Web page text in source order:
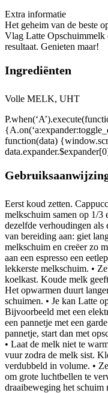
Extra informatie
Het geheim van de beste
Vlag Latte Opschuimmelk
resultaat. Genieten maar!
Ingrediënten
Volle MELK, UHT
function(data)
Eerst koud zetten.
melkschuim samen op 1/3
dezelfde verhoudingen als
van bereiding aan: giet
melkschuim en creëer zo
aan een espresso een
lekkerste melkschuim. •
koelkast. Koude melk
Het opwarmen duurt
schuimen. • Je kan Latte
Bijvoorbeeld met een
een pannetje met een
pannetje, start dan met
• Laat de melk niet te
vuur zodra de melk sist.
verdubbeld in volume. •
om grote luchtbellen te
draaibeweging het